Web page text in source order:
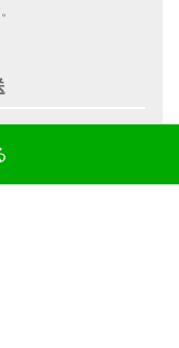
ジュ品川1403